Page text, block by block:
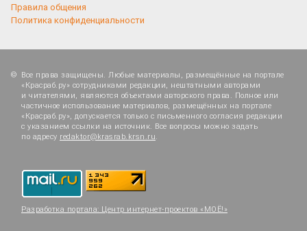
Правила общения
Политика конфиденциальности
Все права защищены. Любые материалы, размещённые на портале
«Красраб.ру» сотрудниками редакции, нештатными авторами
и читателями, являются объектами авторского права. Полное или
частичное использование материалов, размещённых на портале
«Красраб.ру», допускается только с письменного согласия редакции
с указанием ссылки на источник. Все вопросы можно задать
по адресу redaktor@krasrab.krsn.ru.
Разработка портала: Центр интернет-проектов «МОЁ!»